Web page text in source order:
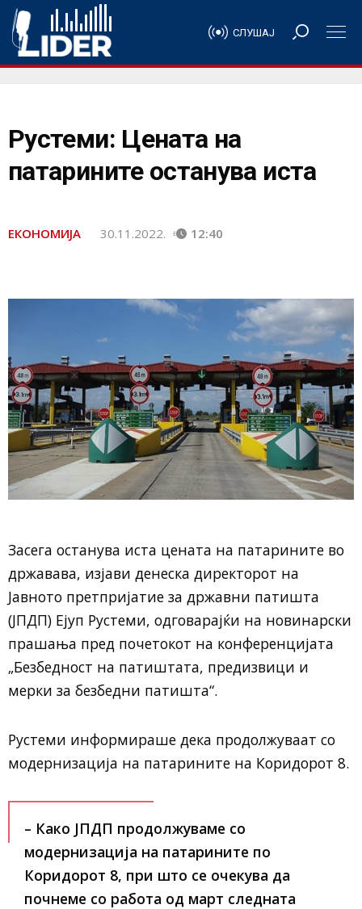
СЛУШАЈ
Рустеми: Цената на
патарините останува иста
ЕКОНОМИЈА 30.11.2022. 12:40
Засега останува иста цената на патарините во
државава, изјави денеска директорот на
Јавното претпријатие за државни патишта
(ЈПДП) Ејуп Рустеми, одговарајќи на новинарски
прашања пред почетокот на конференцијата
„Безбедност на патиштата, предизвици и
мерки за безбедни патишта“.
Рустеми информираше дека продолжуваат со
модернизација на патарините на Коридорот 8.
– Како ЈПДП продолжуваме со
модернизација на патарините по
Коридорот 8, при што се очекува да
почнеме со работа од март следната